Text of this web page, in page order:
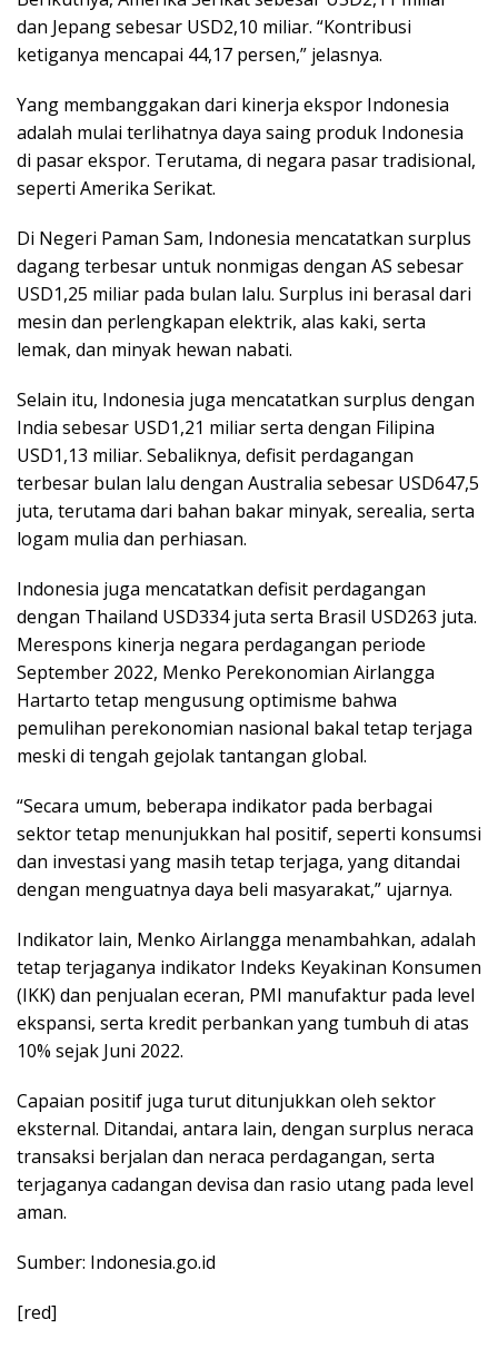
dan Jepang sebesar USD2,10 miliar. “Kontribusi
ketiganya mencapai 44,17 persen,” jelasnya.
Yang membanggakan dari kinerja ekspor Indonesia
adalah mulai terlihatnya daya saing produk Indonesia
di pasar ekspor. Terutama, di negara pasar tradisional,
seperti Amerika Serikat.
Di Negeri Paman Sam, Indonesia mencatatkan surplus
dagang terbesar untuk nonmigas dengan AS sebesar
USD1,25 miliar pada bulan lalu. Surplus ini berasal dari
mesin dan perlengkapan elektrik, alas kaki, serta
lemak, dan minyak hewan nabati.
Selain itu, Indonesia juga mencatatkan surplus dengan
India sebesar USD1,21 miliar serta dengan Filipina
USD1,13 miliar. Sebaliknya, defisit perdagangan
terbesar bulan lalu dengan Australia sebesar USD647,5
juta, terutama dari bahan bakar minyak, serealia, serta
logam mulia dan perhiasan.
Indonesia juga mencatatkan defisit perdagangan
dengan Thailand USD334 juta serta Brasil USD263 juta.
Merespons kinerja negara perdagangan periode
September 2022, Menko Perekonomian Airlangga
Hartarto tetap mengusung optimisme bahwa
pemulihan perekonomian nasional bakal tetap terjaga
meski di tengah gejolak tantangan global.
“Secara umum, beberapa indikator pada berbagai
sektor tetap menunjukkan hal positif, seperti konsumsi
dan investasi yang masih tetap terjaga, yang ditandai
dengan menguatnya daya beli masyarakat,” ujarnya.
Indikator lain, Menko Airlangga menambahkan, adalah
tetap terjaganya indikator Indeks Keyakinan Konsumen
(IKK) dan penjualan eceran, PMI manufaktur pada level
ekspansi, serta kredit perbankan yang tumbuh di atas
10% sejak Juni 2022.
Capaian positif juga turut ditunjukkan oleh sektor
eksternal. Ditandai, antara lain, dengan surplus neraca
transaksi berjalan dan neraca perdagangan, serta
terjaganya cadangan devisa dan rasio utang pada level
aman.
Sumber: Indonesia.go.id
[red]